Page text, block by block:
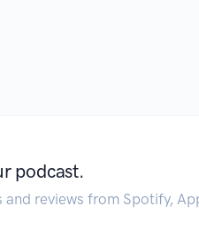
podcast.
reviews from Spotify,